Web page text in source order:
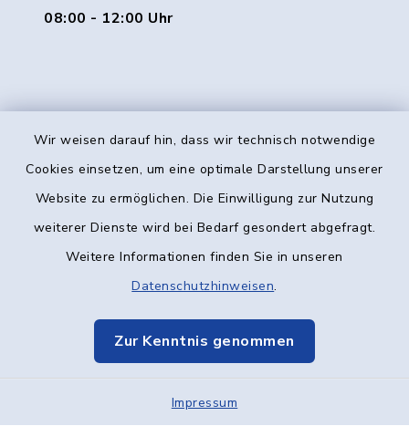
Wir weisen darauf hin, dass wir technisch notwendige
Cookies einsetzen, um eine optimale Darstellung unserer
Website zu ermöglichen. Die Einwilligung zur Nutzung
weiterer Dienste wird bei Bedarf gesondert abgefragt.
Weitere Informationen finden Sie in unseren
Datenschutzhinweisen.
Zur Kenntnis genommen
Impressum
08:00 - 12:00 Uhr
Kontakt
Datenschutz
Elektronische Kommunikation
Sitemap